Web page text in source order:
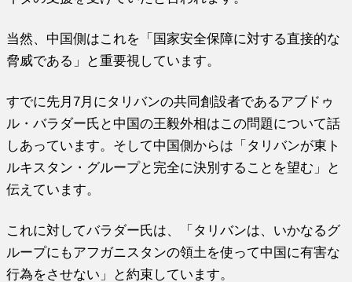
当然、中国側はこれを「国家安全保障に対する直接的な
脅威である」と重要視しています。
すでに先月7月にタリバンの共同創設者であるアブドゥ
ル・バラダー氏と中国の王毅外相はこの問題について話
しあっています。そして中国側からは「タリバンが東ト
ルキスタン・グループと完全に決別することを望む」と
伝えています。
これに対してバラダー氏は、「タリバンは、いかなるグ
ループにもアフガニスタンの領土を使って中国に有害な
行為をさせない」と約束しています。